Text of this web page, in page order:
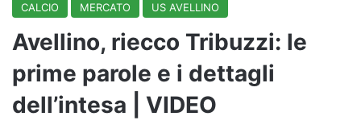
CALCIO MERCATO US AVELLINO
Avellino, riecco Tribuzzi: le
prime parole e i dettagli
dell’intesa | VIDEO